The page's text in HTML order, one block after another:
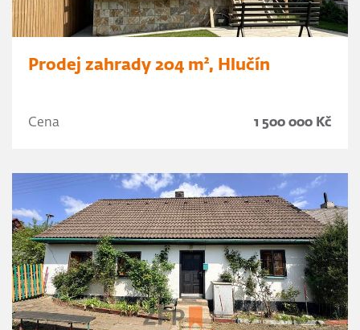
Prodej zahrady 204 m², Hlučín
Cena 1 500 000 Kč